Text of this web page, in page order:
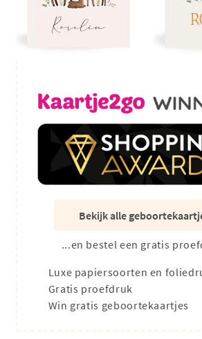
Bekijk alle
...en bestel een gratis
Luxe papiersoorten en
Gratis proefdruk
Win gratis geboortekaartjes